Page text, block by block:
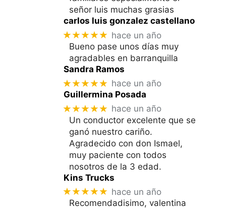
señor luis muchas grasias
carlos luis gonzalez castellano
★★★★★ hace un año
Bueno pase unos días muy
agradables en barranquilla
Sandra Ramos
★★★★★ hace un año
Guillermina Posada
★★★★★ hace un año
Un conductor excelente que se
ganó nuestro cariño.
Agradecido con don Ismael,
muy paciente con todos
nosotros de la 3 edad.
Kins Trucks
★★★★★ hace un año
Recomendadisimo, valentina